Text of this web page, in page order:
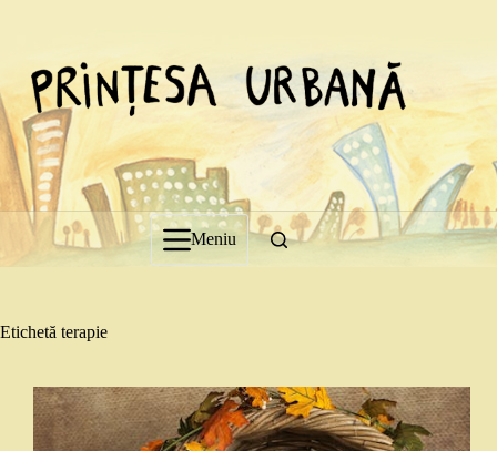
Meniu
Etichetă terapie